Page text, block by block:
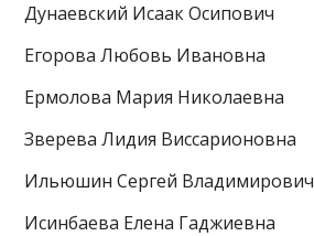
Дунаевский Исаак Осипович
Егорова Любовь Ивановна
Ермолова Мария Николаевна
Зверева Лидия Виссарионовна
Ильюшин Сергей Владимирович
Исинбаева Елена Гаджиевна